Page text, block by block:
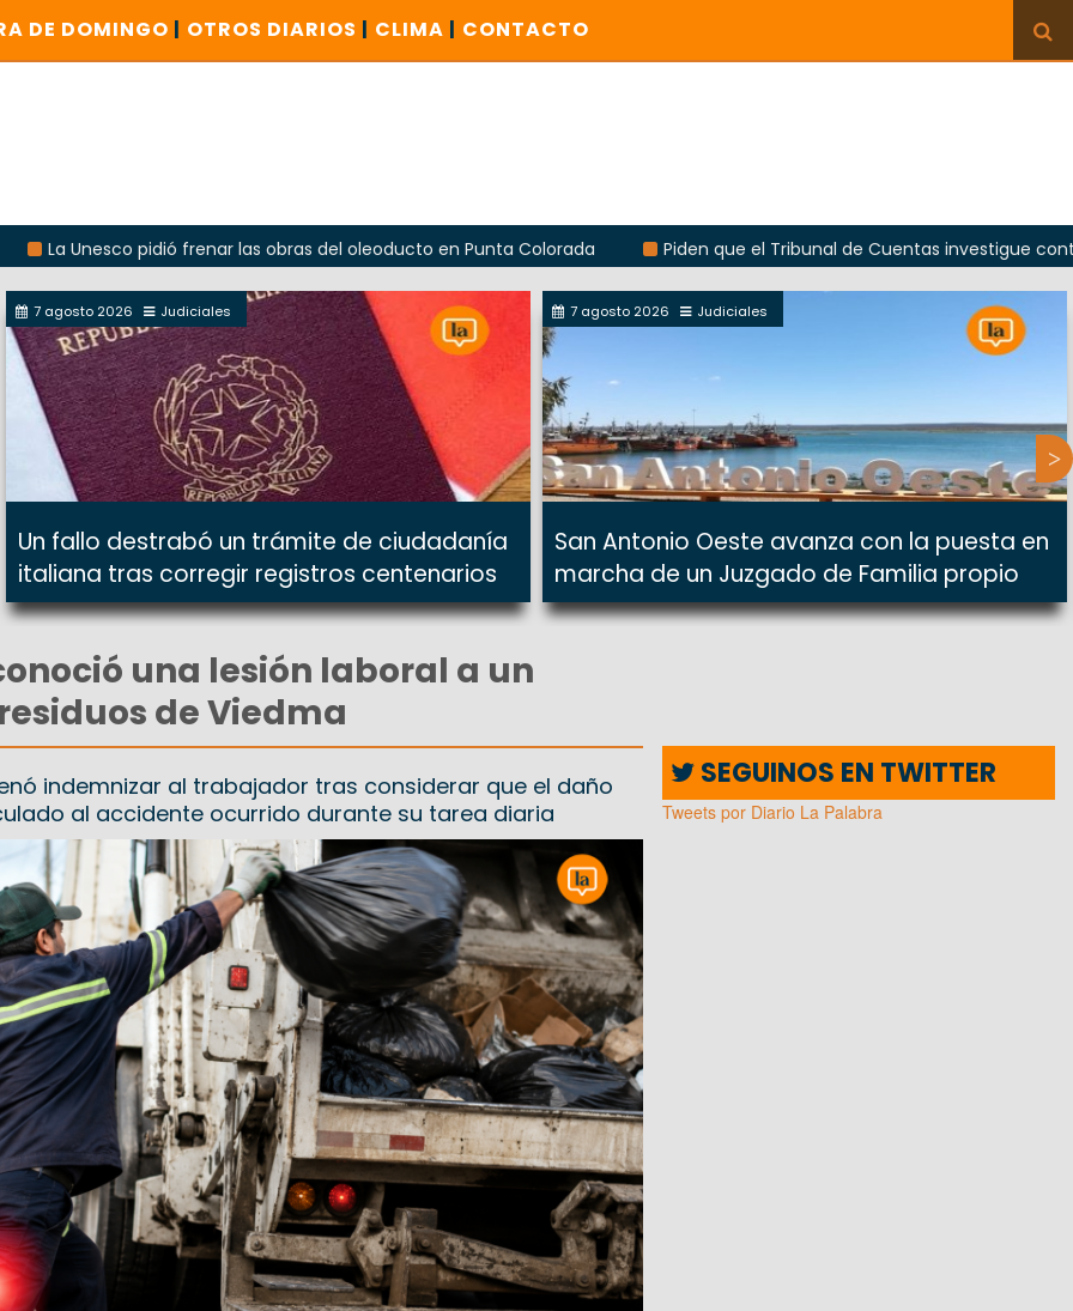
DE DOMINGO | OTROS DIARIOS | CLIMA | CONTACTO
pidió frenar las obras del oleoducto en Punta Colorada
Piden que el Tribunal de Cuentas investigue contratación
7 agosto 2026 Judiciales
Un fallo destrabó un trámite de ciudadanía
italiana tras corregir registros centenarios
7 agosto 2026 Judiciales
San Antonio Oeste avanza con la puesta en
marcha de un Juzgado de Familia propio
una lesión laboral a un
de Viedma
indemnizar al trabajador tras considerar que el daño
al accidente ocurrido durante su tarea diaria
SEGUINOS EN TWITTER
Tweets por Diario La Palabra